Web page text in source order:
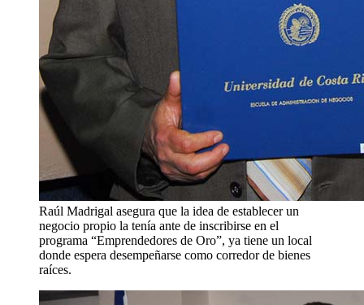
Raúl Madrigal asegura que la idea de establecer un
negocio propio la tenía ante de inscribirse en el
programa “Emprendedores de Oro”, ya tiene un local
donde espera desempeñarse como corredor de bienes
raíces.